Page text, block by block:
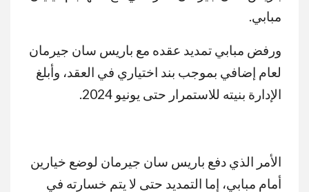
مبابي.
ورفض مبابي تمديد عقده مع باريس سان جيرمان
لعام إضافي بموجب بند اختياري في العقد، وأبلغ
الإدارة بنيته للاستمرار حتى يونيو 2024.
الأمر الذي دفع باريس سان جيرمان لوضع خيارين
أمام مبابي، إما التمديد حتى لا يتم خسارته في